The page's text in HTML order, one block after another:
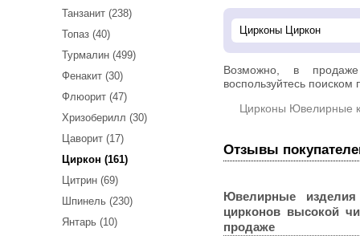
Танзанит (238)
Топаз (40)
Турмалин (499)
Фенакит (30)
Флюорит (47)
Хризоберилл (30)
Цаворит (17)
Циркон (161)
Цитрин (69)
Шпинель (230)
Янтарь (10)
Возможно, в
воспользуйтесь поиском
Цирконы Ювелирные
Отзывы
Ювелирные
цирконов высокой
продаже